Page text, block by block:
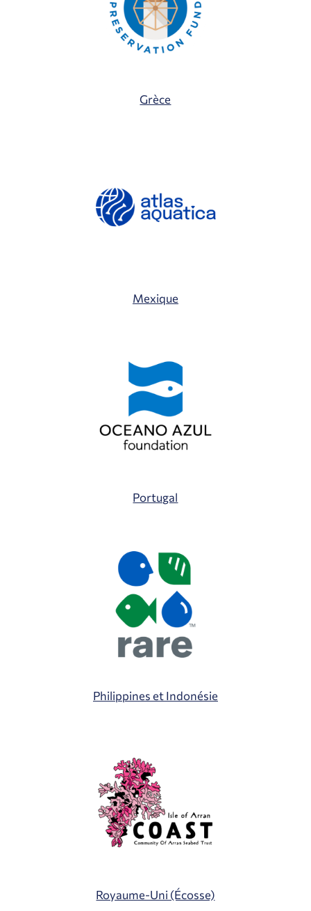
Grèce
Mexique
Portugal
Philippines et Indonésie
Royaume-Uni (Écosse)